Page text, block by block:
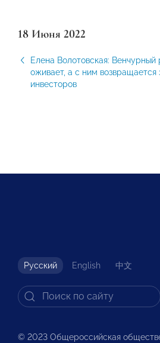
18 Июня 2022
Елена Волотовская: Венчурный
оживает, а с ним возвращается
инвесторов
Русский English 中文
© 2023 Общероссийская